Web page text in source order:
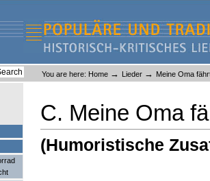
Liederlexikon
You are here: Home → Lieder → Meine Oma
C. Meine Oma
(Humoristische